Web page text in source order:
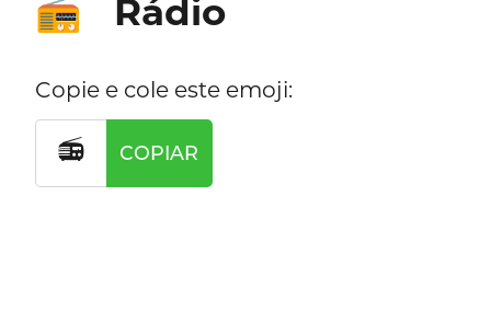
📻 Rádio
Copie e cole este emoji:
📻 COPIAR